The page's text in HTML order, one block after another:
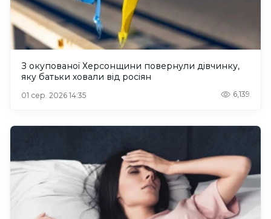
З окупованої Херсонщини повернули дівчинку,
яку батьки ховали від росіян
01 сер. 2026 14:35 6,139